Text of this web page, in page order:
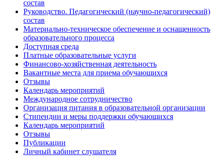
состав
Руководство. Педагогический (научно-педагогический)
состав
Материально-техническое обеспечение и оснащенность
образовательного процесса
Доступная среда
Платные образовательные услуги
Финансово-хозяйственная деятельность
Вакантные места для приема обучающихся
Отзывы
Календарь мероприятий
Международное сотрудничество
Организация питания в образовательной организации
Стипендии и меры поддержки обучающихся
Календарь мероприятий
Отзывы
Публикации
Личный кабинет слушателя